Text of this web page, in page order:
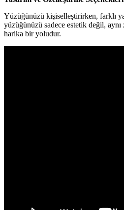
Yüzüğünüzü kişiselleştirirken, farklı
yüzüğünüzü sadece estetik değil,
harika bir yoludur.